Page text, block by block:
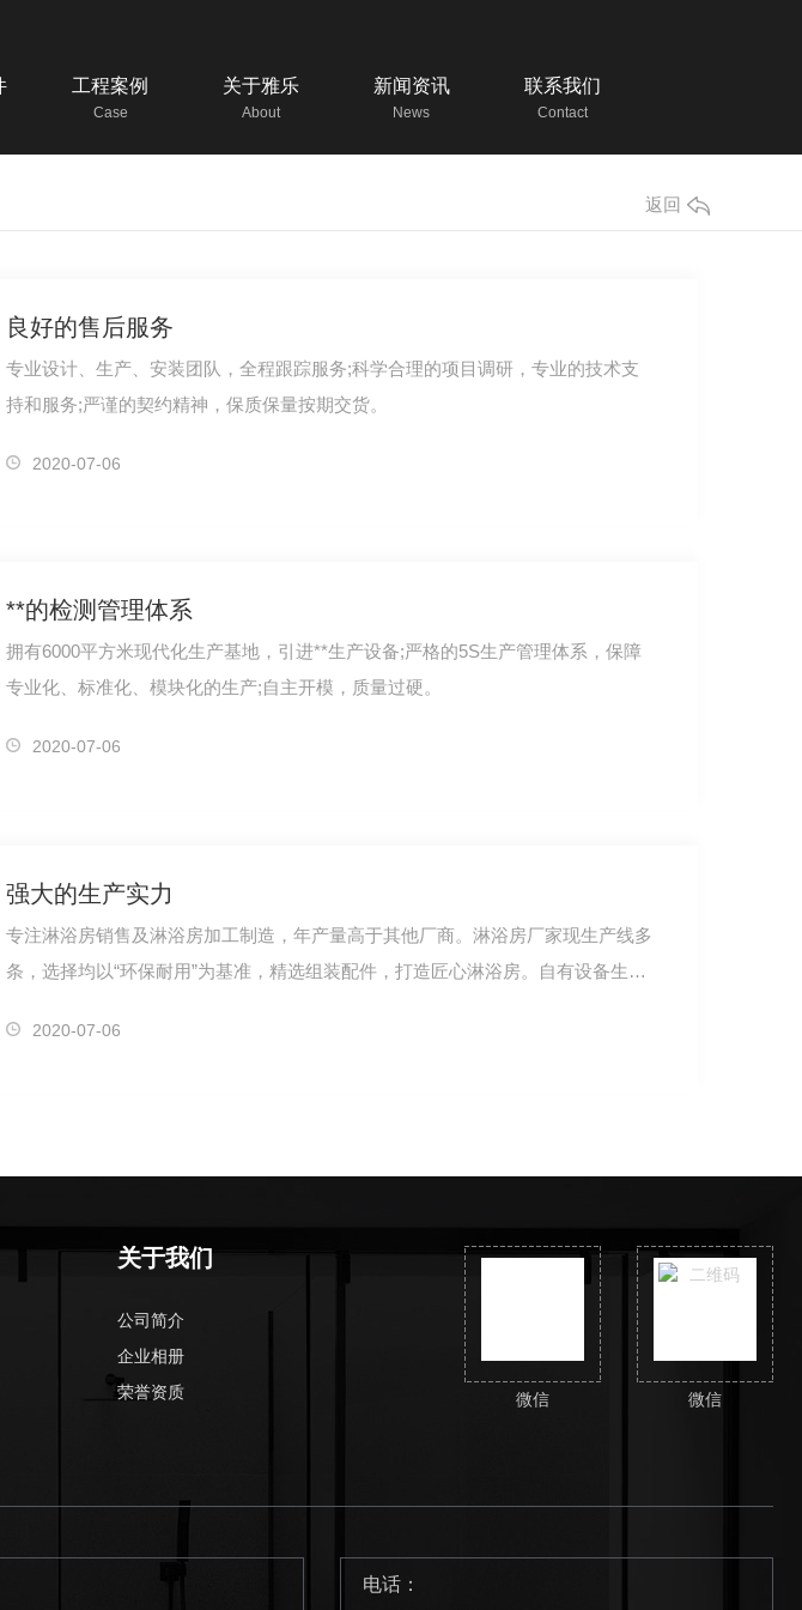
工程案例
Case
关于雅乐
About
新闻资讯
News
联系我们
Contact
返回
良好的售后服务
专业设计、生产、安装团队，全程跟踪服务;科学合理的项目调研，专业的技术支
持和服务;严谨的契约精神，保质保量按期交货。
2020-07-06
**的检测管理体系
拥有6000平方米现代化生产基地，引进**生产设备;严格的5S生产管理体系，保障
专业化、标准化、模块化的生产;自主开模，质量过硬。
2020-07-06
强大的生产实力
专注淋浴房销售及淋浴房加工制造，年产量高于其他厂商。淋浴房厂家现生产线多
条，选择均以“环保耐用”为基准，精选组装配件，打造匠心淋浴房。自有设备生产
2020-07-06
关于我们
公司简介
企业相册
荣誉资质
微信
微信